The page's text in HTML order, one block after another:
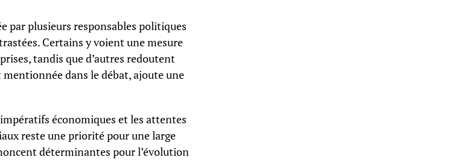
par plusieurs responsables politiques
Certains y voient une mesure
tandis que d’autres redoutent
dans le débat, ajoute une
économiques et les attentes
reste une priorité pour une large
déterminantes pour l’évolution